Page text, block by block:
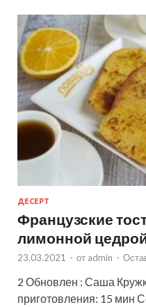
ДЕСЕРТ
Французские
лимонной
23.03.2021 - от admin -
2 Обновлен : Саша
приготовления: 15 мин